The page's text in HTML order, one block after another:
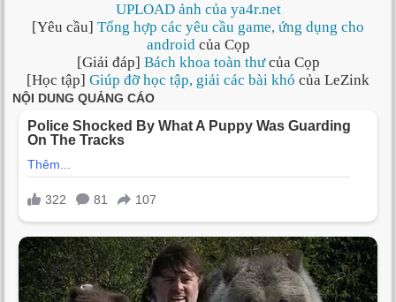
UPLOAD ảnh của ya4r.net
[Yêu cầu] Tổng hợp các yêu cầu game, ứng dụng cho
androidcủa Cọp
[Giải đáp] Bách khoa toàn thưcủa Cọp
[Học tập] Giúp đỡ học tập, giải các bài khó của LeZink